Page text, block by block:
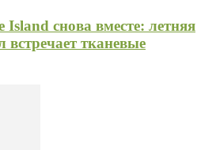
Island снова вместе: летняя
встречает тканевые